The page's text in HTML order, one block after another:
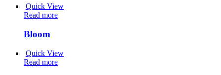
Quick View
Read more
Bloom
Quick View
Read more